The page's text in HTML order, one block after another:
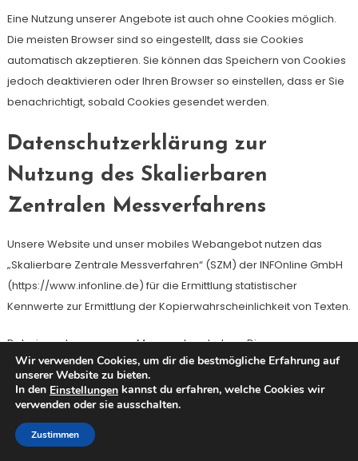
Eine Nutzung unserer Angebote ist auch ohne Cookies möglich.
Die meisten Browser sind so eingestellt, dass sie Cookies
automatisch akzeptieren. Sie können das Speichern von Cookies
jedoch deaktivieren oder Ihren Browser so einstellen, dass er Sie
benachrichtigt, sobald Cookies gesendet werden.
Datenschutzerklärung zur
Nutzung des Skalierbaren
Zentralen Messverfahrens
Unsere Website und unser mobiles Webangebot nutzen das
„Skalierbare Zentrale Messverfahren“ (SZM) der INFOnline GmbH
(https://www.infonline.de) für die Ermittlung statistischer
Kennwerte zur Ermittlung der Kopierwahrscheinlichkeit von Texten.
Dabei werden anonyme Messwerte erhoben. Die
Zugriffszahlenmessung verwendet zur Wiedererkennung von
Computersystemen alternativ ein Session-Cookie oder eine
Signatur, die aus verschiedenen automatisch übertragenen
Informationen Ihres Browsers erstellt wird. IP-Adressen werden
nur in anonymisierter Form verarbeitet.
Wir verwenden Cookies, um dir die bestmögliche Erfahrung auf
unserer Website zu bieten.
In den Einstellungen kannst du erfahren, welche Cookies wir
verwenden oder sie ausschalten.
Zustimmen